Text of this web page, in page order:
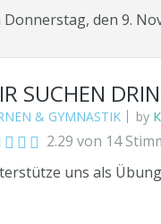
Donnerstag, den 9.
SUCHEN
& GYMNASTIK by
2.29 von 14
uns als